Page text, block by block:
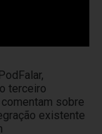
terceiro
sobre
existente